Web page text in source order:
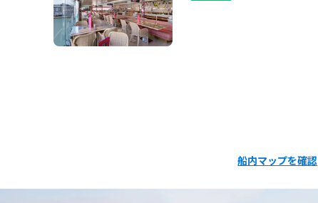
船内マップを確認